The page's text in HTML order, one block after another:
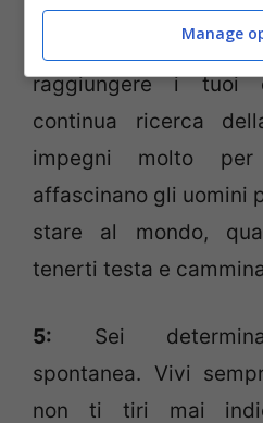
che ciò che ti
unicamente da te.
raggiungere i tuoi
continua ricerca
impegni molto per
affascinano gli uomini
stare al mondo,
tenerti testa e
5: Sei
spontanea. Vivi
non ti tiri mai
Manage